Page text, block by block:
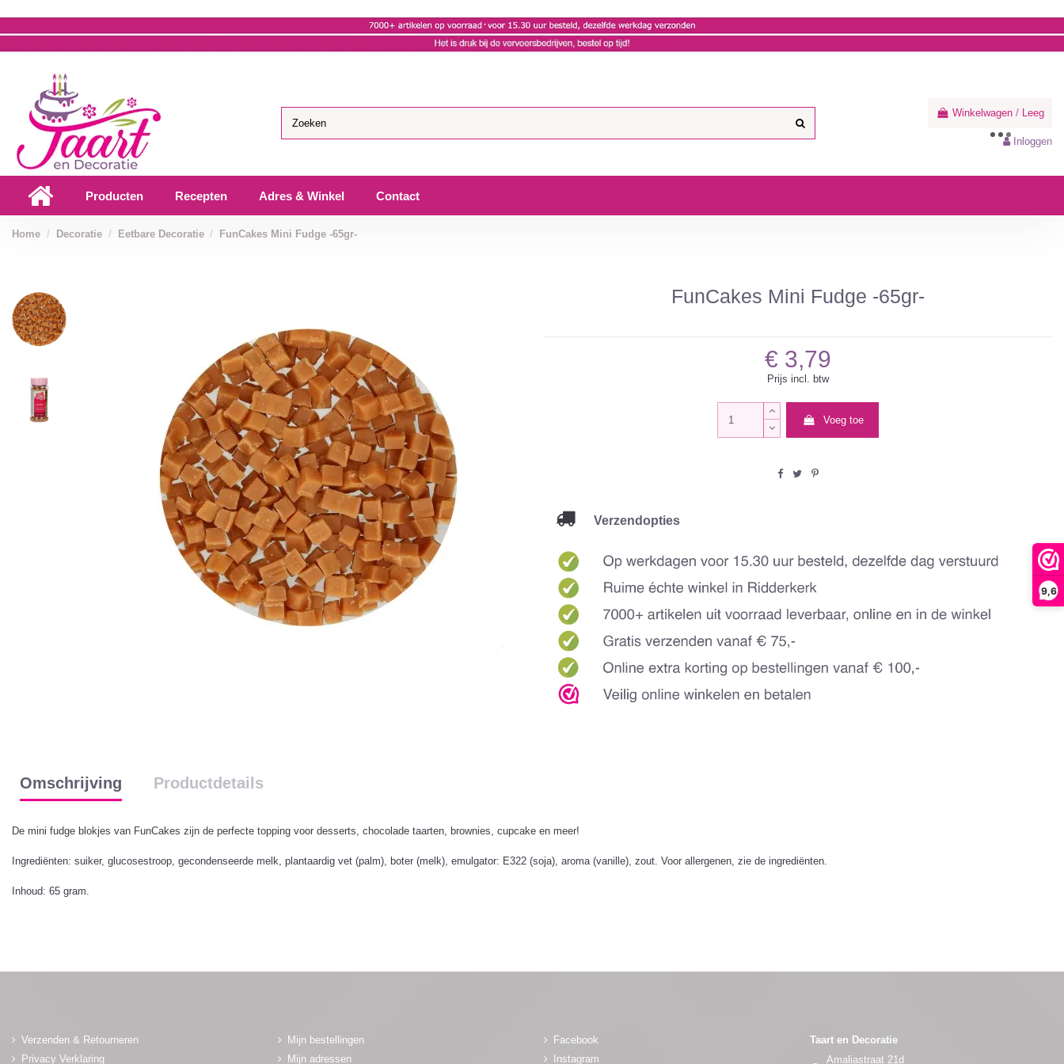
9,6
Winkelwagen / Leeg
Inloggen
Producten Recepten Adres & Winkel Contact
Home Decoratie Eetbare Decoratie FunCakes Mini Fudge -65gr-
FunCakes Mini Fudge -65gr-
€ 3,79
Prijs incl. btw
Voeg toe
Verzendopties
Omschrijving Productdetails
De mini fudge blokjes van FunCakes zijn de perfecte topping voor desserts, chocolade taarten, brownies, cupcake en meer!
Ingrediënten: suiker, glucosestroop, gecondenseerde melk, plantaardig vet (palm), boter (melk), emulgator: E322 (soja), aroma (vanille), zout. Voor allergenen, zie de ingrediënten.
Inhoud: 65 gram.
Verzenden & Retourneren
Privacy Verklaring
Mijn bestellingen
Mijn adressen
Facebook
Instagram
Taart en Decoratie
Amaliastraat 21d